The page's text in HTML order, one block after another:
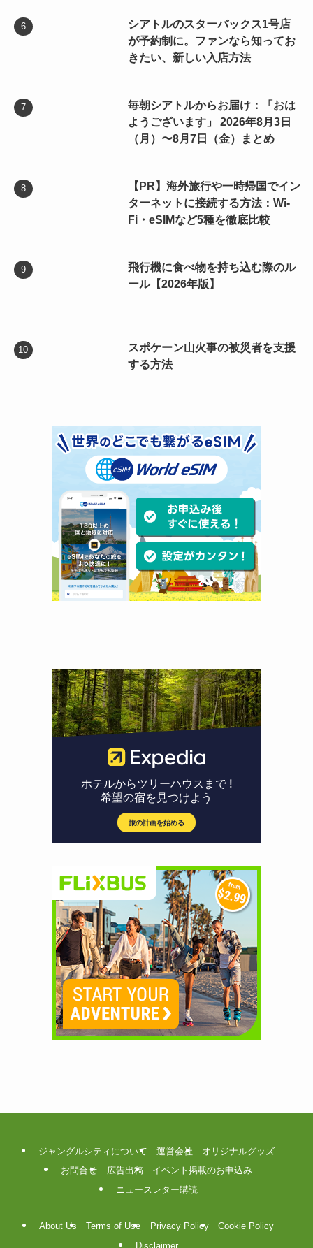
シアトルのスターバックス1号店
が予約制に。ファンなら知ってお
きたい、新しい入店方法
毎朝シアトルからお届け：「おは
ようございます」 2026年8月3日
（月）〜8月7日（金）まとめ
【PR】海外旅行や一時帰国でイン
ターネットに接続する方法：Wi-
Fi・eSIMなど5種を徹底比較
飛行機に食べ物を持ち込む際のル
ール【2026年版】
スポケーン山火事の被災者を支援
する方法
ジャングルシティについて 運営会社
オリジナルグッズ
お問合せ
広告出稿
イベント掲載のお申込み
ニュースレター購読
About Us Terms of Use Privacy Policy
Cookie Policy
Disclaimer